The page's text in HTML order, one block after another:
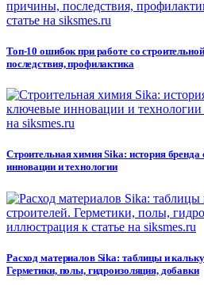
Топ-10 ошибок при работе со
последствия, профилактика
Строительная химия Sika: история
инновации и технологии
Расход материалов Sika: таблицы и
Герметики, полы, гидроизоляция, добавки